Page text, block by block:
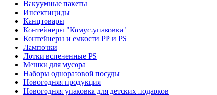
Вакуумные пакеты
Инсектициды
Канцтовары
Контейнеры "Комус-упаковка"
Контейнеры и емкости РР и PS
Лампочки
Лотки вспененные PS
Мешки для мусора
Наборы одноразовой посуды
Новогодняя продукция
Новогодняя упаковка для детских подарков